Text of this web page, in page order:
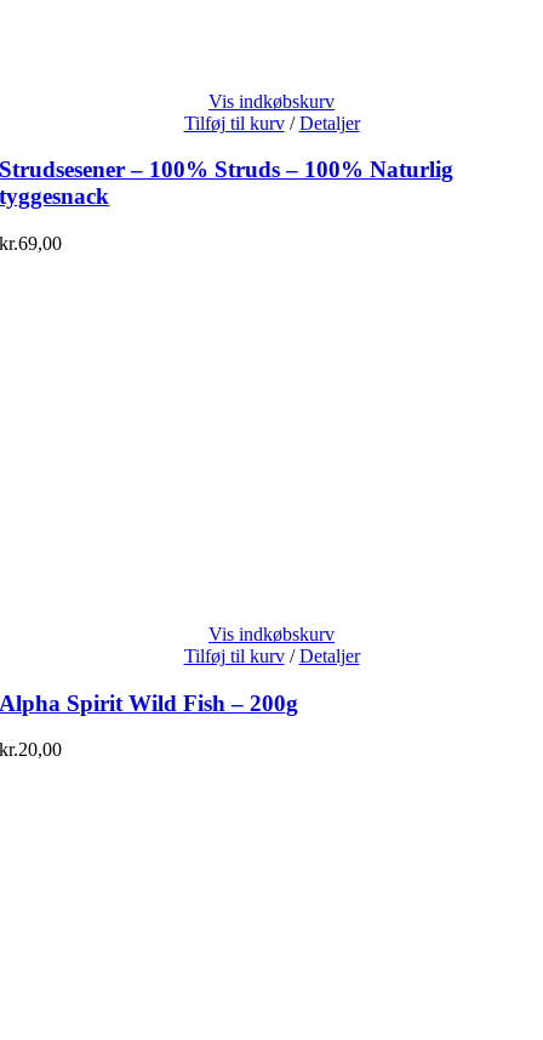
Vis indkøbskurv
Tilføj til kurv / Detaljer
Strudsesener – 100% Struds – 100% Naturlig
tyggesnack
kr.69,00
Vis indkøbskurv
Tilføj til kurv / Detaljer
Alpha Spirit Wild Fish – 200g
kr.20,00